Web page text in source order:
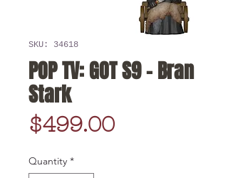
SKU: 34618
POP TV: GOT S9 - Bran
Stark
$499.00Price
Quantity *